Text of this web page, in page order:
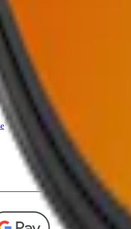
- 18:00 Vi svarar vanligtvis inom 24